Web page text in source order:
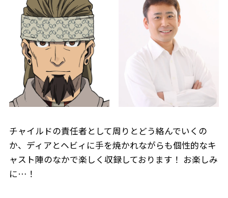
チャイルドの責任者として周りとどう絡んでいくの
か、ディアとヘビィに手を焼かれながらも個性的なキ
ャスト陣のなかで楽しく収録しております！ お楽しみ
に…！